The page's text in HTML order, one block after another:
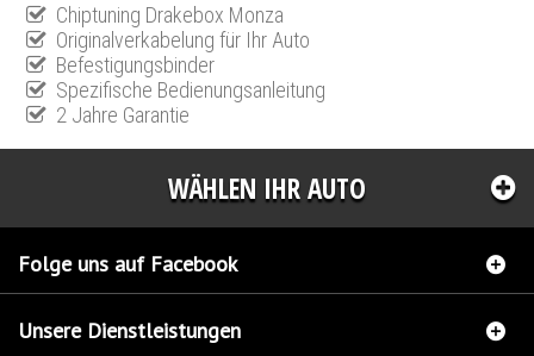
Chiptuning Drakebox Monza
Originalverkabelung für Ihr Auto
Befestigungsbinder
Spezifische Bedienungsanleitung
2 Jahre Garantie
WÄHLEN IHR AUTO
Folge uns auf Facebook
Unsere Dienstleistungen